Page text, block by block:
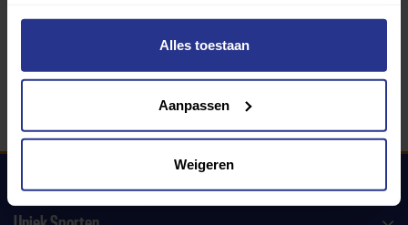
Alles toestaan
Aanpassen
Weigeren